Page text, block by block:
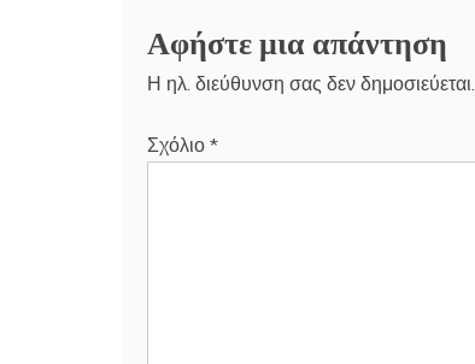
Αφήστε μια απάντηση
Η ηλ. διεύθυνση σας δεν δημοσιεύεται.
Σχόλιο *